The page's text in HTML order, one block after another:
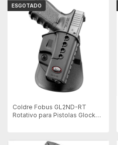
ESGOTADO
Coldre Fobus GL2ND-RT
Rotativo para Pistolas Glock